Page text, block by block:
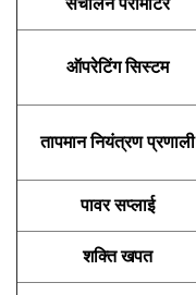
ऑपरेटिंग सिस्टम
तापमान नियंत्रण प्रणाली
पावर सप्लाई
शक्ति खपत